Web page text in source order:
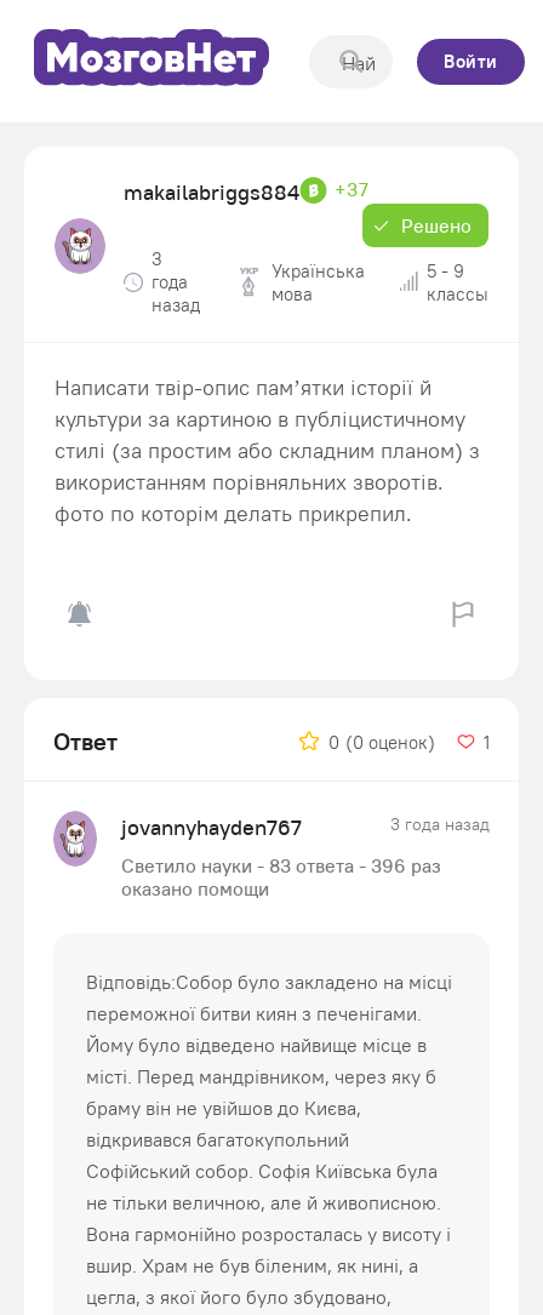
Войти
makailabriggs884
+37
Решено
3
года
назад
Українська
мова
5 - 9
классы
Написати твір-опис пам’ятки історії й
культури за картиною в публіцистичному
стилі (за простим або складним планом) з
використанням порівняльних зворотів.
фото по которім делать прикрепил.
Ответ 0 (0 оценок) 1
jovannyhayden767 3 года назад
Светило науки - 83 ответа - 396 раз
оказано помощи
Відповідь:Собор було закладено на місці
переможної битви киян з печенігами.
Йому було відведено найвище місце в
місті. Перед мандрівником, через яку б
браму він не увійшов до Києва,
відкривався багатокупольний
Софійський собор. Софія Київська була
не тільки величною, але й живописною.
Вона гармонійно розросталась у висоту і
вшир. Храм не був біленим, як нині, а
цегла, з якої його було збудовано,